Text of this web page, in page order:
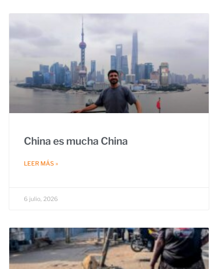
China es mucha China
LEER MÁS »
6 julio, 2026